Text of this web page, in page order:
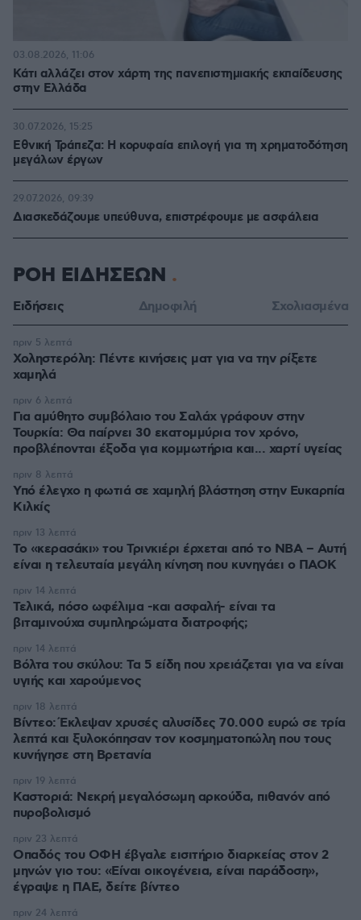
Κάτι αλλάζει στον χάρτη της πανεπιστημιακής εκπαίδευσης
στην Ελλάδα
03.08.2026, 11:06
Εθνική Τράπεζα: Η κορυφαία επιλογή για τη χρηματοδότηση
μεγάλων έργων
30.07.2026, 15:25
Διασκεδάζουμε υπεύθυνα, επιστρέφουμε με ασφάλεια
29.07.2026, 09:39
ΡΟΗ ΕΙΔΗΣΕΩΝ
Ειδήσεις Δημοφιλή Σχολιασμένα
Χοληστερόλη: Πέντε κινήσεις ματ για να την ρίξετε
χαμηλά
πριν 5 λεπτά
Για αμύθητο συμβόλαιο του Σαλάχ γράφουν στην
Τουρκία: Θα παίρνει 30 εκατομμύρια τον χρόνο,
προβλέπονται έξοδα για κομμωτήρια και... χαρτί υγείας
πριν 6 λεπτά
Υπό έλεγχο η φωτιά σε χαμηλή βλάστηση στην Ευκαρπία
Κιλκίς
πριν 8 λεπτά
Το «κερασάκι» του Τρινκιέρι έρχεται από το NBA – Αυτή
είναι η τελευταία μεγάλη κίνηση που κυνηγάει ο ΠΑΟΚ
πριν 13 λεπτά
Τελικά, πόσο ωφέλιμα -και ασφαλή- είναι τα
βιταμινούχα συμπληρώματα διατροφής;
πριν 14 λεπτά
Βόλτα του σκύλου: Τα 5 είδη που χρειάζεται για να είναι
υγιής και χαρούμενος
πριν 14 λεπτά
Βίντεο: Έκλεψαν χρυσές αλυσίδες 70.000 ευρώ σε τρία
λεπτά και ξυλοκόπησαν τον κοσμηματοπώλη που τους
κυνήγησε στη Βρετανία
πριν 18 λεπτά
Καστοριά: Νεκρή μεγαλόσωμη αρκούδα, πιθανόν από
πυροβολισμό
πριν 19 λεπτά
Οπαδός του ΟΦΗ έβγαλε εισιτήριο διαρκείας στον 2
μηνών γιο του: «Είναι οικογένεια, είναι παράδοση»,
έγραψε η ΠΑΕ, δείτε βίντεο
πριν 23 λεπτά
πριν 24 λεπτά